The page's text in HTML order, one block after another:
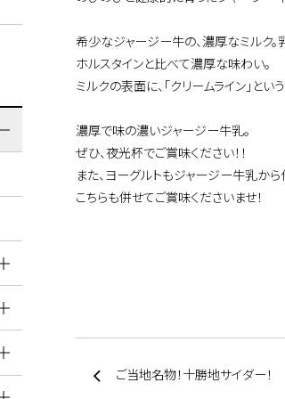
希少なジャージー牛の、濃厚なミルク
ホルスタインと比べて濃厚な味わい。
ミルクの表面に、「クリームライン」と
濃厚で味の濃いジャージー牛乳。
ぜひ、夜光杯でご賞味ください！！
また、ヨーグルトもジャージー牛乳か
こちらも併せてご賞味くださいませ！
ご当地名物！十勝地サイダー！